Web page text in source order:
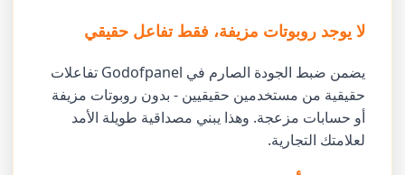
لا يوجد روبوتات مزيفة، فقط تفاعل حقيقي
يضمن ضبط الجودة الصارم في Godofpanel تفاعلات
حقيقية من مستخدمين حقيقيين - بدون روبوتات مزيفة
أو حسابات مزعجة. وهذا يبني مصداقية طويلة الأمد
لعلامتك التجارية.